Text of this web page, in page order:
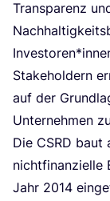
Trans­pa­renz
Stake­hol­dern
auf der
Unter­neh­men
Die CSRD baut
nicht­fi­nan­zi­el­le
Jahr 2014